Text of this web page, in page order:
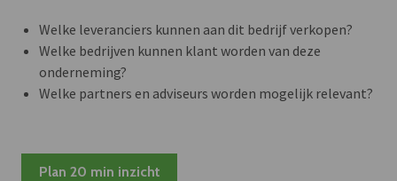
Welke leveranciers kunnen aan dit bedrijf verkopen?
Welke bedrijven kunnen klant worden van deze
onderneming?
Welke partners en adviseurs worden mogelijk relevant?
Plan 20 min inzicht